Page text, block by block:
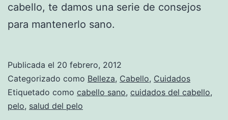
cabello, te damos una serie de consejos
para mantenerlo sano.
Publicada el 20 febrero, 2012
Categorizado como Belleza, Cabello, Cuidados
Etiquetado como cabello sano, cuidados del cabello,
pelo, salud del pelo